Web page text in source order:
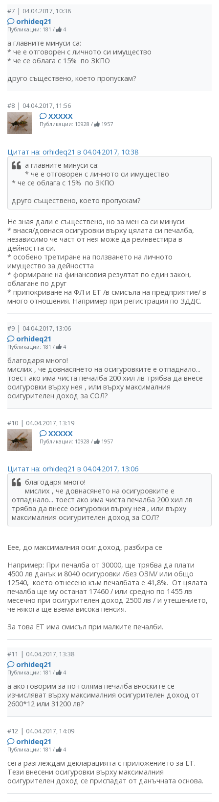
#7 | 04.04.2017, 10:38
orhideq21
Публикации: 181 / 4
а главните минуси са:
* че е отговорен с личното си имущество
* че се облага с 15% по ЗКПО
друго съществено, което пропускам?
#8 | 04.04.2017, 11:56
ХХХХХ
Публикации: 10928 / 1957
Цитат на: orhideq21 в 04.04.2017, 10:38
а главните минуси са:
* че е отговорен с личното си имущество
* че се облага с 15% по ЗКПО
друго съществено, което пропускам?
Не зная дали е съществено, но за мен са си минуси:
* внася/довнася осигуровки върху цялата си печалба,
независимо че част от нея може да реинвестира в
дейността си.
* особено третиране на ползването на личното
имущество за дейността
* формиране на финансовия резултат по един закон,
облагане по друг
* припокриване на ФЛ и ЕТ /в смисъла на предприятие/ в
много отношения. Например при регистрация по ЗДДС.
#9 | 04.04.2017, 13:06
orhideq21
Публикации: 181 / 4
благодаря много!
мислих , че довнасянето на осигуровките е отпаднало...
тоест ако има чиста печалба 200 хил лв трябва да внесе
осигуровки върху нея , или върху максималния
осигурителен доход за СОЛ?
#10 | 04.04.2017, 13:19
ХХХХХ
Публикации: 10928 / 1957
Цитат на: orhideq21 в 04.04.2017, 13:06
благодаря много!
мислих , че довнасянето на осигуровките е
отпаднало... тоест ако има чиста печалба 200 хил лв
трябва да внесе осигуровки върху нея , или върху
максималния осигурителен доход за СОЛ?
Еее, до максималния осиг.доход, разбира се
Например: При печалба от 30000, ще трябва да плати
4500 лв данък и 8040 осигуровки /без ОЗМ/ или общо
12540, което отнесено към печалбата е 41,8%. От цялата
печалба ще му останат 17460 / или средно по 1455 лв
месечно при осигурителен доход 2500 лв / и утешението,
че някога ще взема висока пенсия.
За това ЕТ има смисъл при малките печалби.
#11 | 04.04.2017, 13:38
orhideq21
Публикации: 181 / 4
а ако говорим за по-голяма печалба вноските се
изчисляват върху максималния осигурителен доход от
2600*12 или 31200 лв?
#12 | 04.04.2017, 14:09
orhideq21
Публикации: 181 / 4
сега разглеждам декларацията с приложението за ЕТ.
Тези внесени осигуровки върху максималния
осигурителен доход се приспадат от данъчната основа.